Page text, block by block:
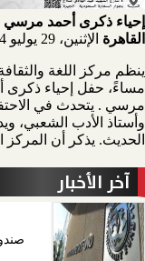
إحياء ذكرى أحمد مرسي
القاهرة الإثنين، 29 يوليو 2024
ينظم مركز اللغة
مساءً، حفل إحياء ذكرى
مرسي . يتحدث في
وأستاذ الأدب الشعبي،
الحديث. يذكر أن المركز
آخر الأخبار